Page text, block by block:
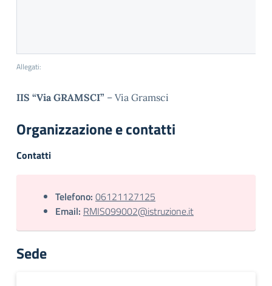
Allegati:
IIS “Via GRAMSCI” – Via Gramsci
Organizzazione e contatti
Contatti
Telefono: 06121127125
Email: RMIS099002@istruzione.it
Sede